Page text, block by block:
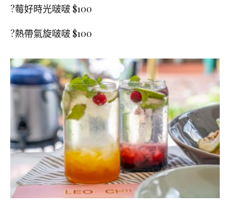
?莓好時光啵啵 $100
?熱帶氣旋啵啵 $100